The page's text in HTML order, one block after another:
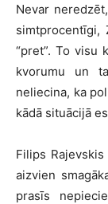
Nevar
simtprocentīgi,
“pret”. To visu
kvorumu un
neliecina, ka
kādā situācijā
Filips
aizvien
prasīs